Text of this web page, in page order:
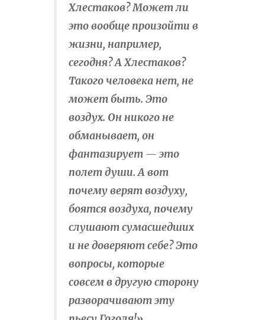
Хлестаков? Может ли
это вообще произойти в
жизни, например,
сегодня? А Хлестаков?
Такого человека нет, не
может быть. Это
воздух. Он никого не
обманывает, он
фантазирует — это
полет души. А вот
почему верят воздуху,
боятся воздуха, почему
слушают сумасшедших
и не доверяют себе? Это
вопросы, которые
совсем в другую сторону
разворачивают эту